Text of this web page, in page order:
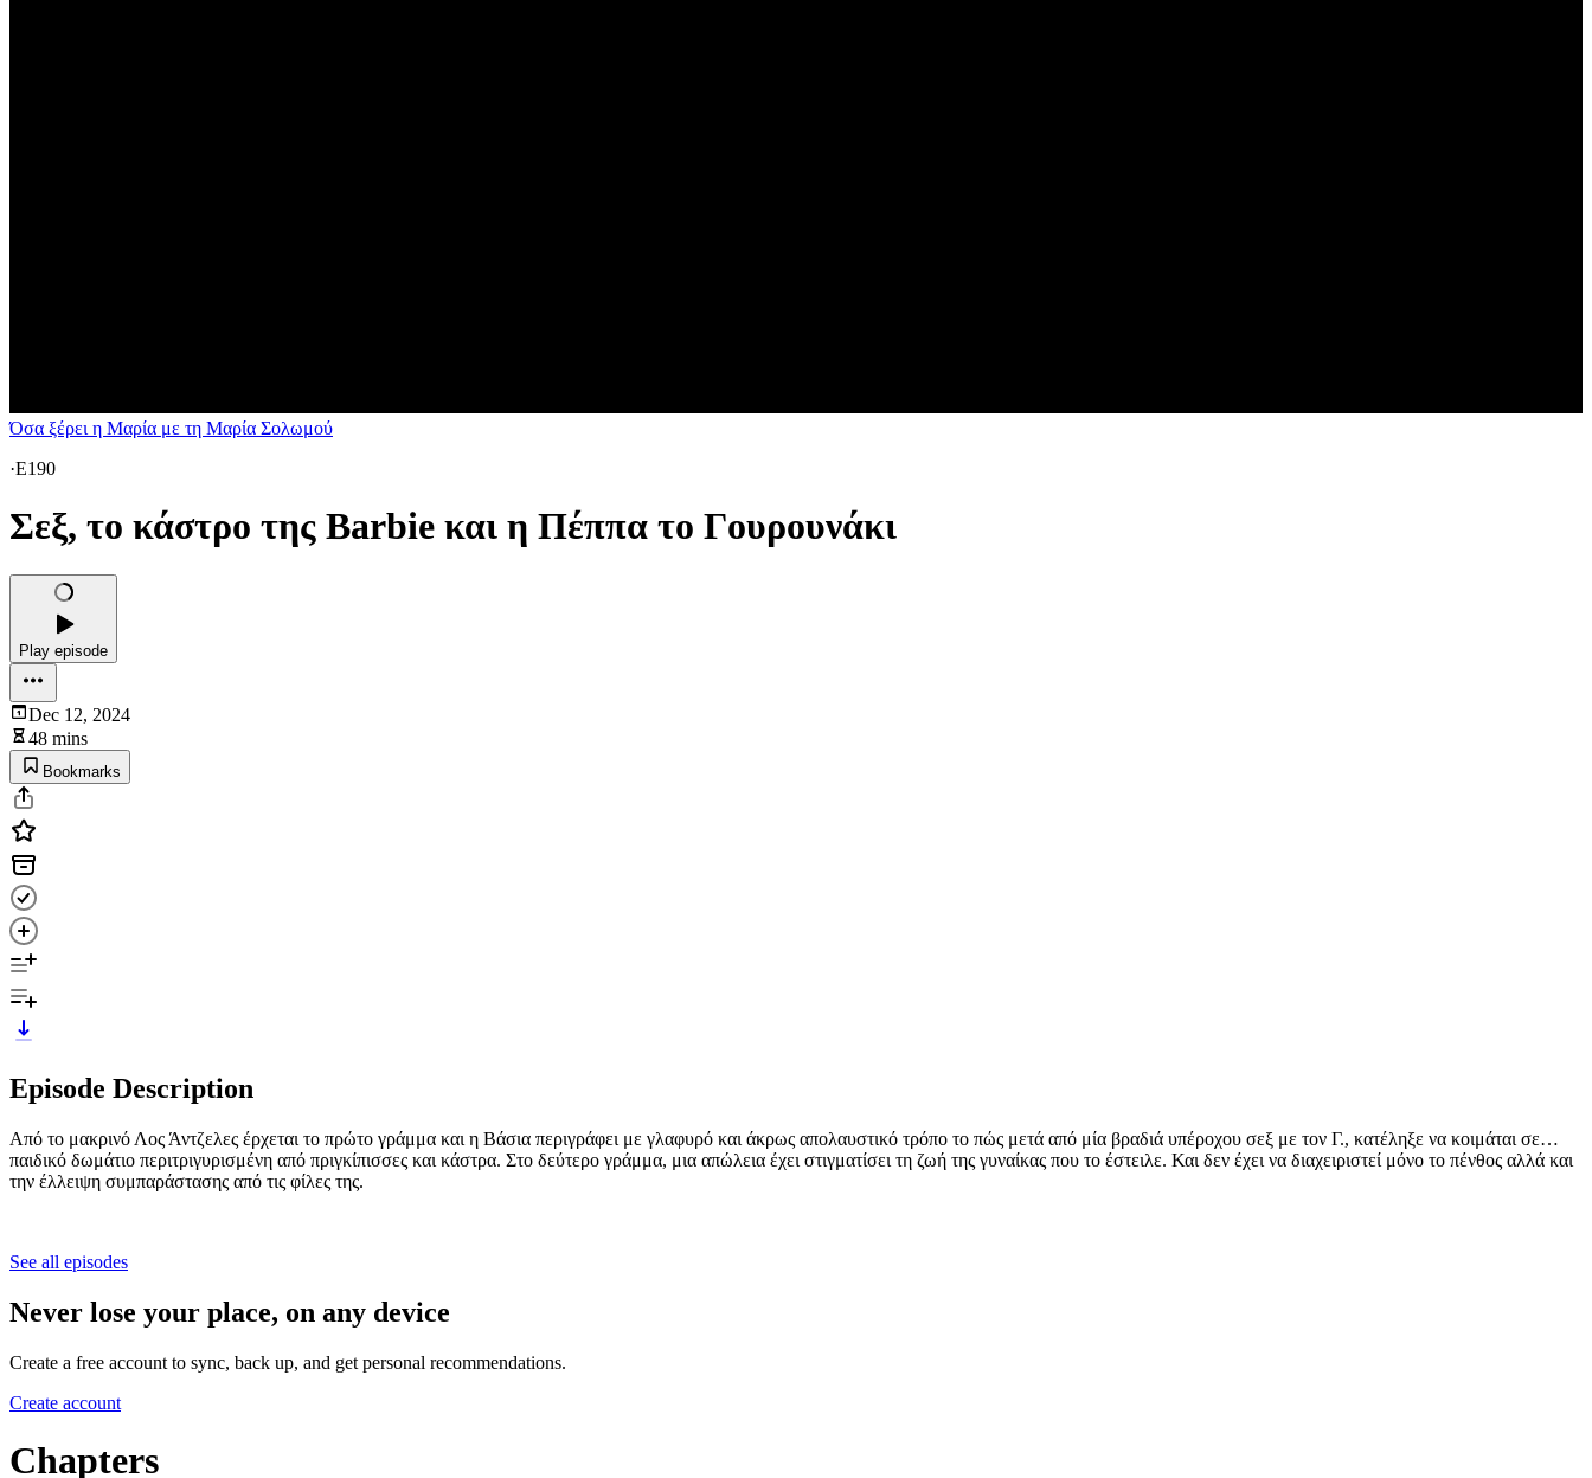
Όσα ξέρει η Μαρία με τη Μαρία Σολωμού
·E190
Σεξ, το κάστρο της Barbie και η Πέππα το Γουρουνάκι
Play episode
Dec 12, 2024
48 mins
Bookmarks
Episode Description
Από το μακρινό Λος Άντζελες έρχεται το πρώτο γράμμα και η Βάσια περιγράφει με γλαφυρό και άκρως απολαυστικό τρόπο το πώς μετά από μία βραδιά υπέροχου σεξ με τον Γ., κατέληξε να κοιμάται σε…
παιδικό δωμάτιο περιτριγυρισμένη από πριγκίπισσες και κάστρα. Στο δεύτερο γράμμα, μια απώλεια έχει στιγματίσει τη ζωή της γυναίκας που το έστειλε. Και δεν έχει να διαχειριστεί μόνο το πένθος αλλά και
την έλλειψη συμπαράστασης από τις φίλες της.
See all episodes
Never lose your place, on any device
Create a free account to sync, back up, and get personal recommendations.
Create account
Chapters